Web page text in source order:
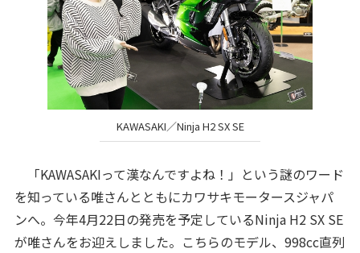
KAWASAKI／Ninja H2 SX SE
「KAWASAKIって漢なんですよね！」という謎のワード
を知っている唯さんとともにカワサキモータースジャパ
ンへ。今年4月22日の発売を予定しているNinja H2 SX SE
が唯さんをお迎えしました。こちらのモデル、998cc直列